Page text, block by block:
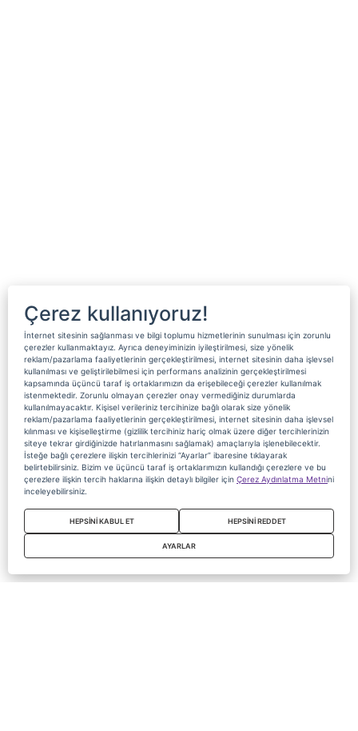
Çerez kullanıyoruz!
İnternet sitesinin sağlanması ve bilgi toplumu hizmetlerinin sunulması için zorunlu
çerezler kullanmaktayız. Ayrıca deneyiminizin iyileştirilmesi, size yönelik
reklam/pazarlama faaliyetlerinin gerçekleştirilmesi, internet sitesinin daha işlevsel
kullanılması ve geliştirilebilmesi için performans analizinin gerçekleştirilmesi
kapsamında üçüncü taraf iş ortaklarımızın da erişebileceği çerezler kullanılmak
istenmektedir. Zorunlu olmayan çerezler onay vermediğiniz durumlarda
kullanılmayacaktır. Kişisel verileriniz tercihinize bağlı olarak size yönelik
reklam/pazarlama faaliyetlerinin gerçekleştirilmesi, internet sitesinin daha işlevsel
kılınması ve kişiselleştirme (gizlilik tercihiniz hariç olmak üzere diğer tercihlerinizin
siteye tekrar girdiğinizde hatırlanmasını sağlamak) amaçlarıyla işlenebilecektir.
İsteğe bağlı çerezlere ilişkin tercihlerinizi “Ayarlar” ibaresine tıklayarak
belirtebilirsiniz. Bizim ve üçüncü taraf iş ortaklarımızın kullandığı çerezlere ve bu
çerezlere ilişkin tercih haklarına ilişkin detaylı bilgiler için Çerez Aydınlatma Metnini
inceleyebilirsiniz.
HEPSİNİ KABUL ET HEPSİNİ REDDET
AYARLAR